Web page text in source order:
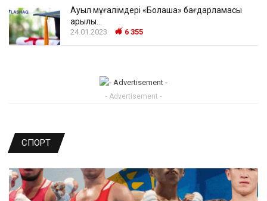
Ауыл мұғалімдері «Болашақ» бағдарламасы
арқылы…
24.01.2023 6 355
- Advertisement -
СПОРТ